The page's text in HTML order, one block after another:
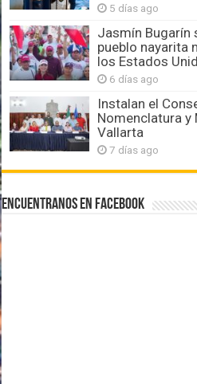
5 días ago
Jasmín Bugarín
pueblo nayarita
los Estados
6 días ago
Instalan el
Nomenclatura y
Vallarta
7 días ago
Encuentranos en Facebook